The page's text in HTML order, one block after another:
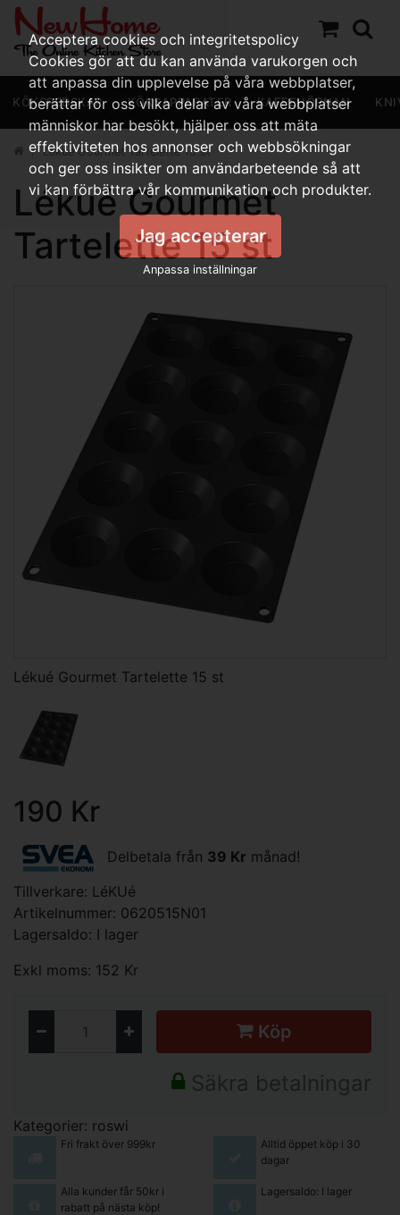
KÖKSREDSKAP KÖKSAPPARATER KAFFEHÖRNAN
Lékué Gourmet Tartelette 15 st
Lékué Gourmet
Tartelette 15 st
Lékué Gourmet Tartelette 15 st
190 Kr
Delbetala från 39 Kr månad!
Tillverkare: LéKUé
Artikelnummer: 0620515N01
Lagersaldo: I lager
Exkl moms: 152 Kr
Köp
Säkra betalningar
Kategorier: roswi
Fri frakt över 999kr
Alltid öppet köp i 30
dagar
Alla kunder får 50kr i
rabatt på nästa köp!
Lagersaldo: I lager
Acceptera cookies och integritetspolicy
Cookies gör att du kan använda varukorgen och
att anpassa din upplevelse på våra webbplatser,
berättar för oss vilka delar av våra webbplatser
människor har besökt, hjälper oss att mäta
effektiviteten hos annonser och webbsökningar
och ger oss insikter om användarbeteende så att
vi kan förbättra vår kommunikation och produkter.
Jag accepterar
Anpassa inställningar